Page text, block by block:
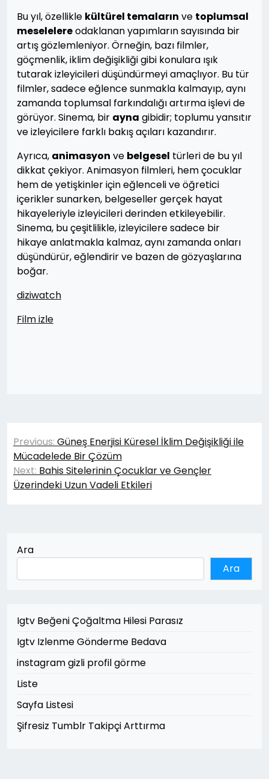
Bu yıl, özellikle kültürel temaların ve toplumsal
meselelereodaklanan yapımların sayısında bir
artış gözlemleniyor. Örneğin, bazı filmler,
göçmenlik, iklim değişikliği gibi konulara ışık
tutarak izleyicileri düşündürmeyi amaçlıyor. Bu tür
filmler, sadece eğlence sunmakla kalmayıp, aynı
zamanda toplumsal farkındalığı artırma işlevi de
görüyor. Sinema, bir ayna gibidir; toplumu yansıtır
ve izleyicilere farklı bakış açıları kazandırır.
Ayrıca, animasyon ve belgesel türleri de bu yıl
dikkat çekiyor. Animasyon filmleri, hem çocuklar
hem de yetişkinler için eğlenceli ve öğretici
içerikler sunarken, belgeseller gerçek hayat
hikayeleriyle izleyicileri derinden etkileyebilir.
Sinema, bu çeşitlilikle, izleyicilere sadece bir
hikaye anlatmakla kalmaz, aynı zamanda onları
düşündürür, eğlendirir ve bazen de gözyaşlarına
boğar.
diziwatch
Film izle
Yazı
gezinmesi
Previous: Güneş Enerjisi Küresel İklim Değişikliği ile
Mücadelede Bir Çözüm
Next: Bahis Sitelerinin Çocuklar ve Gençler
Üzerindeki Uzun Vadeli Etkileri
Ara
Ara
Igtv Beğeni Çoğaltma Hilesi Parasız
Igtv Izlenme Gönderme Bedava
instagram gizli profil görme
Liste
Sayfa Listesi
Şifresiz Tumblr Takipçi Arttırma